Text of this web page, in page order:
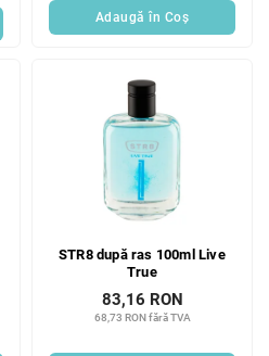
Adaugă în Coş
STR8 după ras 100ml Live
True
68,73 RON fără TVA
83,16 RON